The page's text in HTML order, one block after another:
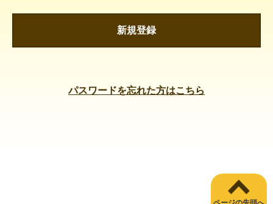
新規登録
パスワードを忘れた方はこちら